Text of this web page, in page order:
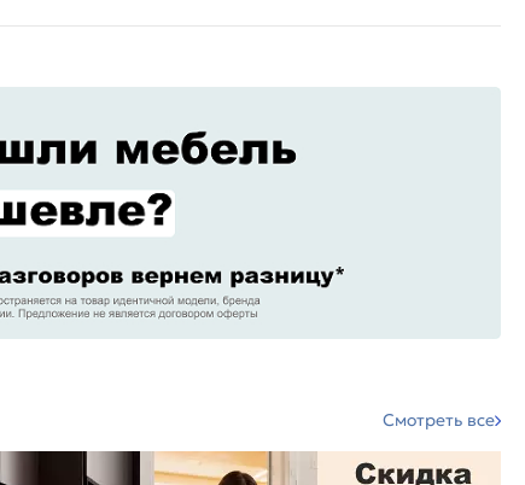
Смотреть все